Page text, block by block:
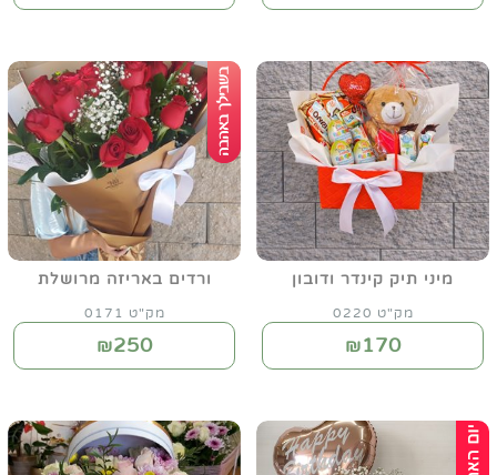
מיני תיק קינדר ודובון
מק"ט 0220
₪170
ורדים באריזה מרושלת
מק"ט 0171
₪250